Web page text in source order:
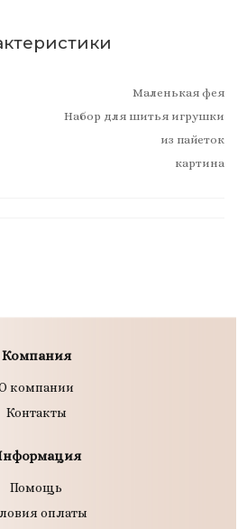
Маленькая фея
Набор для шитья игрушки
из пайеток
картина
Компания
компании
Контакты
Помощь
оплаты